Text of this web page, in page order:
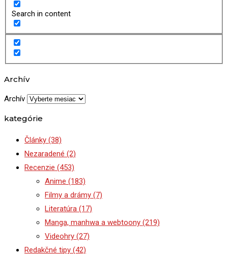
Search in content
Archív
Archív
kategórie
Články (38)
Nezaradené (2)
Recenzie (453)
Anime (183)
Filmy a drámy (7)
Literatúra (17)
Manga, manhwa a webtoony (219)
Videohry (27)
Redakčné tipy (42)